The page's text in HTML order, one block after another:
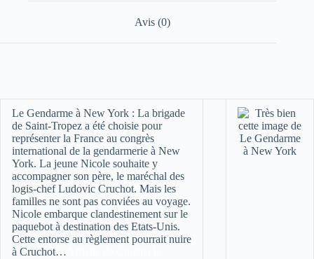
Avis (0)
Le Gendarme à New York : La brigade
de Saint-Tropez a été choisie pour
représenter la France au congrès
international de la gendarmerie à New
York. La jeune Nicole souhaite y
accompagner son père, le maréchal des
logis-chef Ludovic Cruchot. Mais les
familles ne sont pas conviées au voyage.
Nicole embarque clandestinement sur le
paquebot à destination des Etats-Unis.
Cette entorse au règlement pourrait nuire
à Cruchot…